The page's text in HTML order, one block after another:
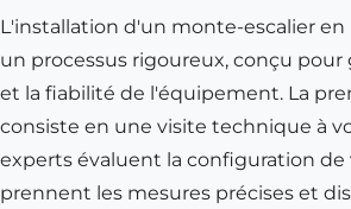
L'installation d'un monte-escalier en
un processus rigoureux, conçu pour
et la fiabilité de l'équipement. La
consiste en une visite technique à
experts évaluent la configuration de
prennent les mesures précises et